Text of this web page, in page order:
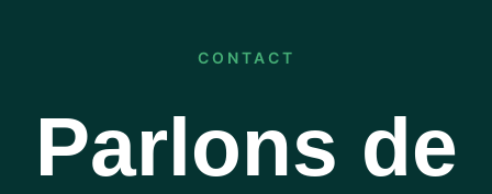
CONTACT
Parlons de